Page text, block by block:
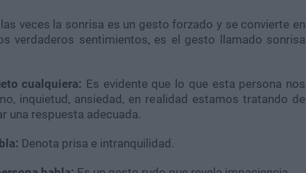
veces la sonrisa es un gesto forzado y se convierte en
verdaderos sentimientos, es el gesto llamado sonrisa
cualquiera: Es evidente que lo que esta persona nos
inquietud, ansiedad, en realidad estamos tratando de
una respuesta adecuada.
Denota prisa e intranquilidad.